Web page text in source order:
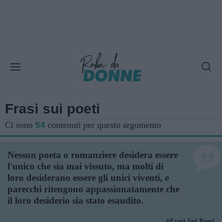
Frasi sui poeti
Ci sono 54 contenuti per questo argomento
Nessun poeta o romanziere desidera essere
l'unico che sia mai vissuto, ma molti di
loro desiderano essere gli unici viventi, e
parecchi ritengono appassionatamente che
il loro desiderio sia stato esaudito.